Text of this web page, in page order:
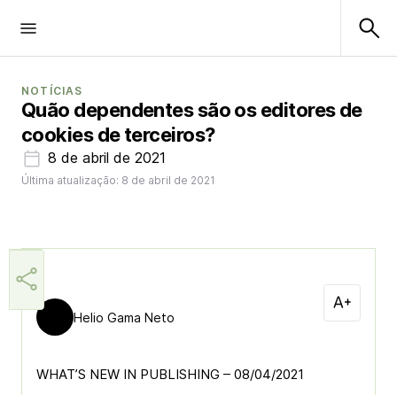
NOTÍCIAS
Quão dependentes são os editores de
cookies de terceiros?
8 de abril de 2021
Última atualização: 8 de abril de 2021
Helio Gama Neto
WHAT’S NEW IN PUBLISHING – 08/04/2021